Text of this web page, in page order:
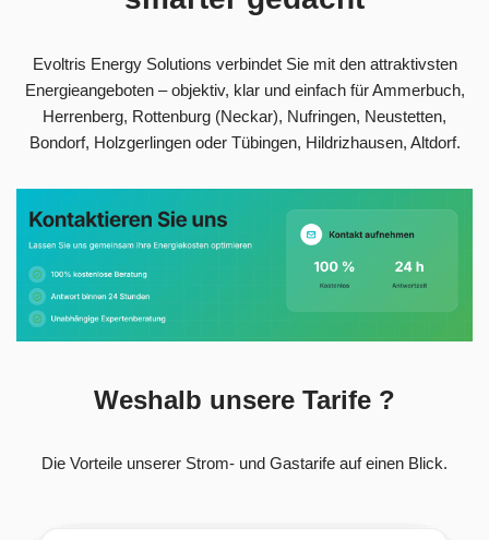
Evoltris Energy Solutions verbindet Sie mit den attraktivsten
Energieangeboten – objektiv, klar und einfach für Ammerbuch,
Herrenberg, Rottenburg (Neckar), Nufringen, Neustetten,
Bondorf, Holzgerlingen oder Tübingen, Hildrizhausen, Altdorf.
Weshalb unsere Tarife ?
Die Vorteile unserer Strom- und Gastarife auf einen Blick.